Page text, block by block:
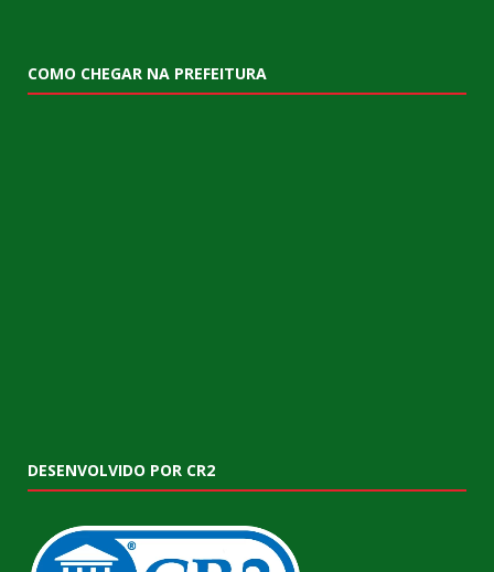
COMO CHEGAR NA PREFEITURA
DESENVOLVIDO POR CR2